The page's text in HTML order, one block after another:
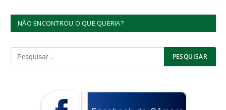
NÃO ENCONTROU O QUE QUERIA?